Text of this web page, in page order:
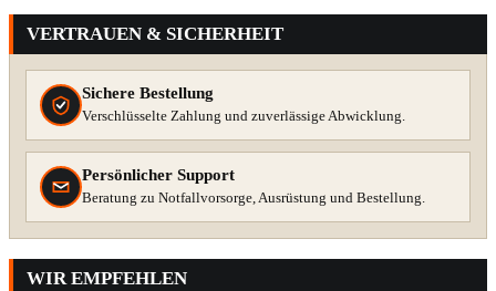
VERTRAUEN & SICHERHEIT
Sichere Bestellung
Verschlüsselte Zahlung und zuverlässige Abwicklung.
Persönlicher Support
Beratung zu Notfallvorsorge, Ausrüstung und Bestellung.
WIR EMPFEHLEN